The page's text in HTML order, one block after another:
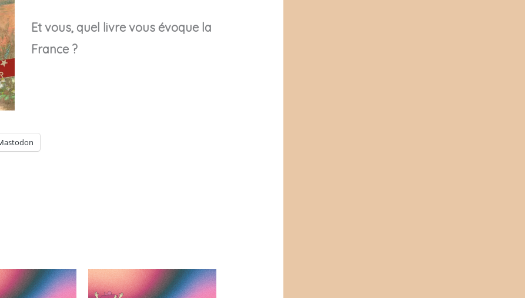
Et vous, quel livre vous évoque la
France ?